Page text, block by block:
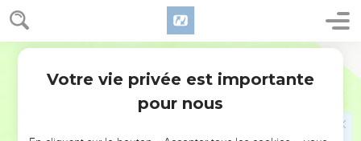
Psaumes 29
Seigneur, tu m'as rendu la vie
Psaume de David. Fils de Dieu, rendez à l’Eternel, rendez à
l’Eternel gloire et honneur !
Rendez à l’Eternel la gloire due à son nom, prosternez-
vous devant l’Eternel avec des ornements sacrés !
Votre vie privée est importante
pour nous